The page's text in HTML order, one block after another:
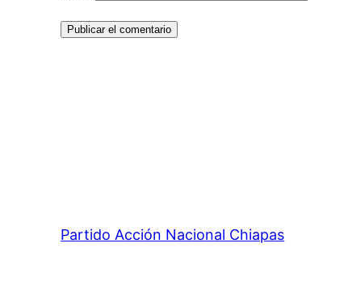
Partido Acción Nacional Chiapas